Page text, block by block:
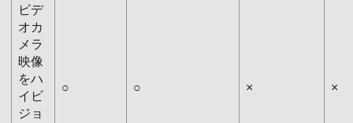
ビデ
オカ
メラ
映像
をハ
イビ
ジョ
○ ○ × ×